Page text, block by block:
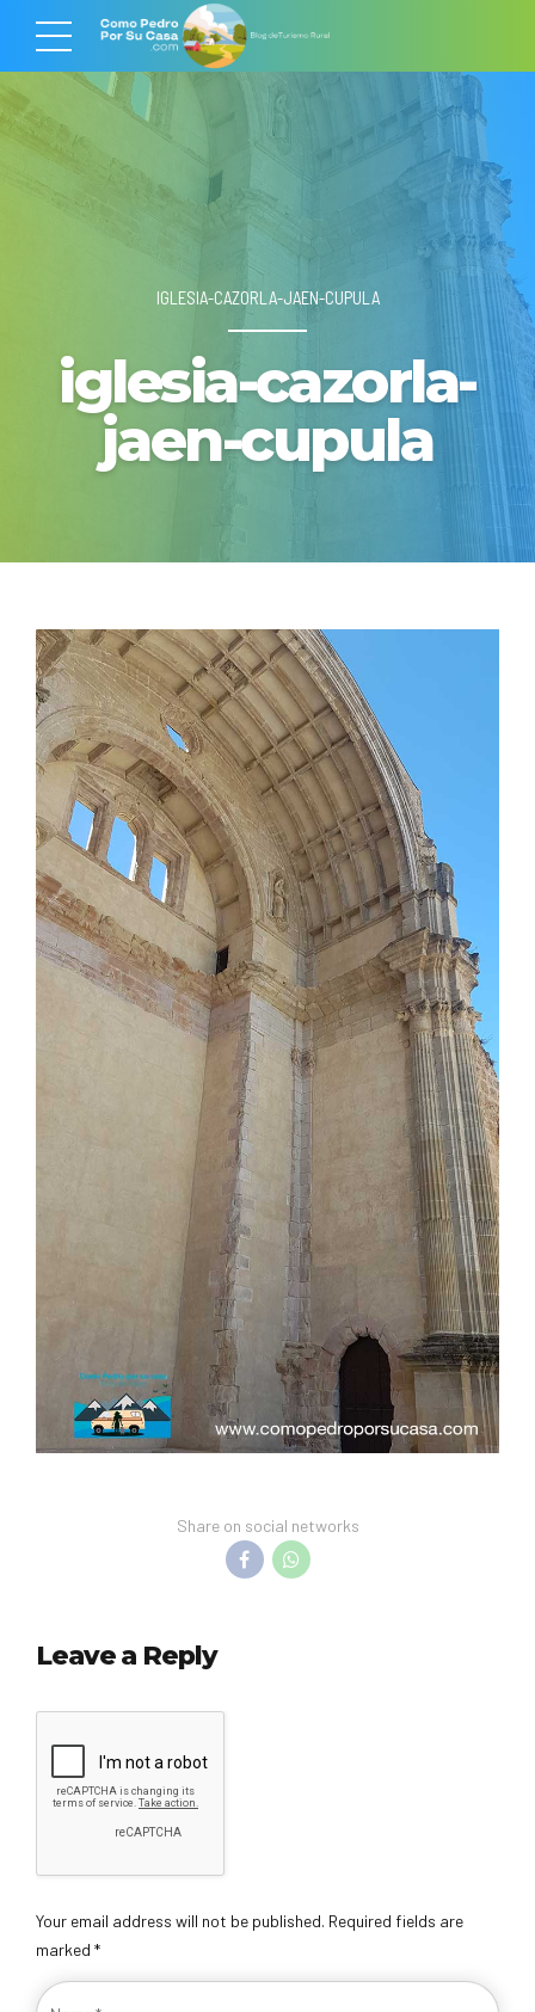
IGLESIA-CAZORLA-JAEN-CUPULA
iglesia-cazorla-
jaen-cupula
Share on social networks
Leave a Reply
Your email address will not be published. Required fields are
marked *